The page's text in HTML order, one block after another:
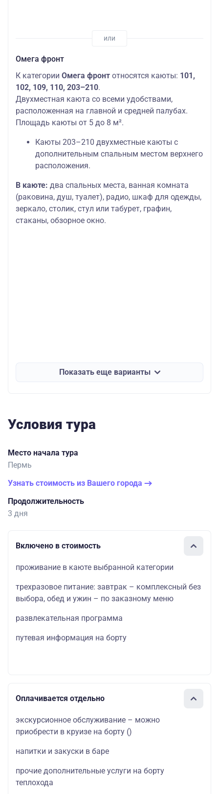
Омега фронт
К категории Омега фронт относятся каюты: 101,
102, 109, 110, 203–210.
Двухместная каюта со всеми удобствами,
расположенная на главной и средней палубах.
Площадь каюты от 5 до 8 м².
Каюты 203–210 двухместные каюты с
дополнительным спальным местом верхнего
расположения.
В каюте: два спальных места, ванная комната
(раковина, душ, туалет), радио, шкаф для одежды,
зеркало, столик, стул или табурет, графин,
стаканы, обзорное окно.
Показать еще варианты
Условия тура
Место начала тура
Пермь
Узнать стоимость из Вашего города
Продолжительность
3 дня
Включено в стоимость
проживание в каюте выбранной категории
трехразовое питание: завтрак – комплексный без
выбора, обед и ужин – по заказному меню
развлекательная программа
путевая информация на борту
Оплачивается отдельно
экскурсионное обслуживание – можно
приобрести в круизе на борту ()
напитки и закуски в баре
прочие дополнительные услуги на борту
теплохода